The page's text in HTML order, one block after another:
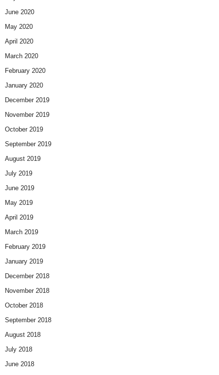
June 2020
May 2020
April 2020
March 2020
February 2020
January 2020
December 2019
November 2019
October 2019
September 2019
August 2019
July 2019
June 2019
May 2019
April 2019
March 2019
February 2019
January 2019
December 2018
November 2018
October 2018
September 2018
August 2018
July 2018
June 2018